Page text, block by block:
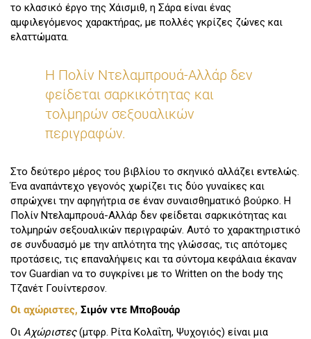
το κλασικό έργο της Χάισμιθ, η Σάρα είναι ένας
αμφιλεγόμενος χαρακτήρας, με πολλές γκρίζες ζώνες και
ελαττώματα.
Η Πολίν Ντελαμπρουά-Αλλάρ δεν
φείδεται σαρκικότητας και
τολμηρών σεξουαλικών
περιγραφών.
Στο δεύτερο μέρος του βιβλίου το σκηνικό αλλάζει εντελώς.
Ένα αναπάντεχο γεγονός χωρίζει τις δύο γυναίκες και
σπρώχνει την αφηγήτρια σε έναν συναισθηματικό βούρκο. Η
Πολίν Ντελαμπρουά-Αλλάρ δεν φείδεται σαρκικότητας και
τολμηρών σεξουαλικών περιγραφών. Αυτό το χαρακτηριστικό
σε συνδυασμό με την απλότητα της γλώσσας, τις απότομες
προτάσεις, τις επαναλήψεις και τα σύντομα κεφάλαια έκαναν
τον Guardian να το συγκρίνει με το Written on the body της
Τζανέτ Γουίντερσον.
Οι αχώριστες, Σιμόν ντε Μποβουάρ
Οι Αχώριστες(μτφρ. Ρίτα Κολαΐτη, Ψυχογιός) είναι μια